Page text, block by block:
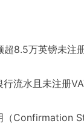
超8.5万英镑未注
行流水且未注册
（Confirmation